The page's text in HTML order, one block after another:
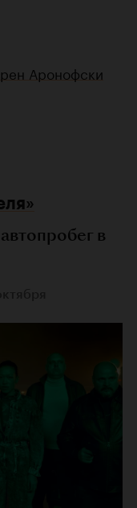
Аронофски
в